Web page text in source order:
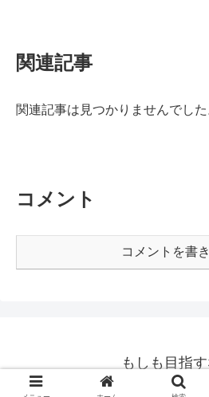
関連記事
関連記事は見つかりませんでした
コメント
コメントを書
もしも目指
© 2020 もしも目